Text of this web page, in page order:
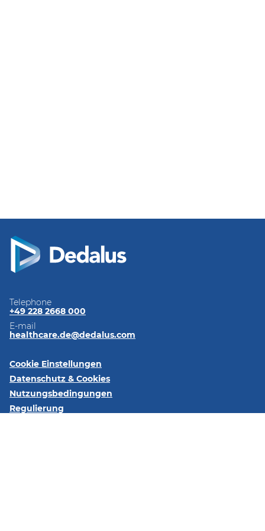
Telephone
+49 228 2668 000
E-mail
healthcare.de@dedalus.com
Cookie Einstellungen
Datenschutz & Cookies
Nutzungsbedingungen
Regulierung